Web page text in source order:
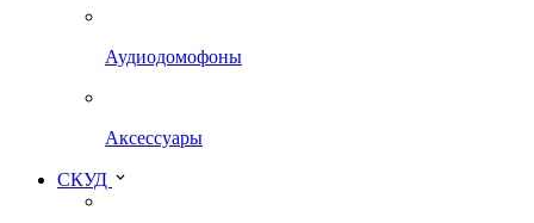
Аудиодомофоны
Аксессуары
СКУД